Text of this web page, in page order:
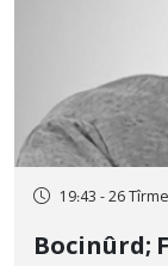
19:43 - 26
Bocinûrd;